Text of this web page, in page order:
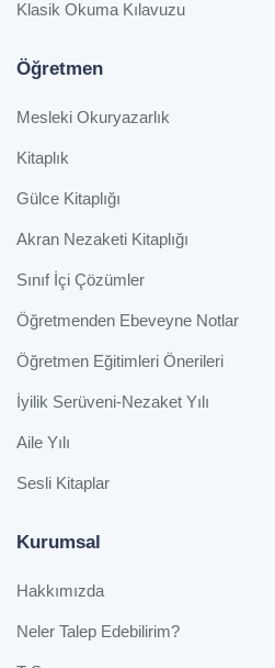
Klasik Okuma Kılavuzu
Öğretmen
Mesleki Okuryazarlık
Kitaplık
Gülce Kitaplığı
Akran Nezaketi Kitaplığı
Sınıf İçi Çözümler
Öğretmenden Ebeveyne Notlar
Öğretmen Eğitimleri Önerileri
İyilik Serüveni-Nezaket Yılı
Aile Yılı
Sesli Kitaplar
Kurumsal
Hakkımızda
Neler Talep Edebilirim?